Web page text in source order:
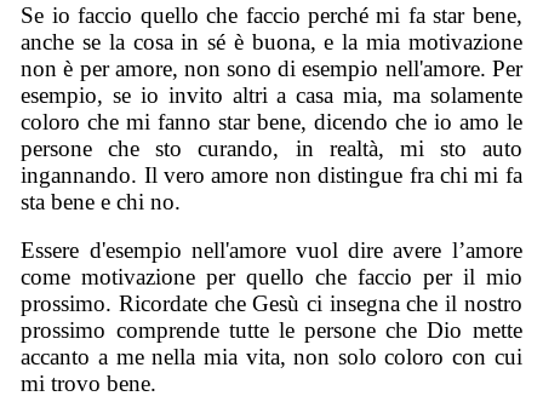
Se io faccio quello che faccio perché mi fa star bene,
anche se la cosa in sé è buona, e la mia motivazione
non è per amore, non sono di esempio nell'amore. Per
esempio, se io invito altri a casa mia, ma solamente
coloro che mi fanno star bene, dicendo che io amo le
persone che sto curando, in realtà, mi sto auto
ingannando. Il vero amore non distingue fra chi mi fa
sta bene e chi no.
Essere d'esempio nell'amore vuol dire avere l’amore
come motivazione per quello che faccio per il mio
prossimo. Ricordate che Gesù ci insegna che il nostro
prossimo comprende tutte le persone che Dio mette
accanto a me nella mia vita, non solo coloro con cui
mi trovo bene.